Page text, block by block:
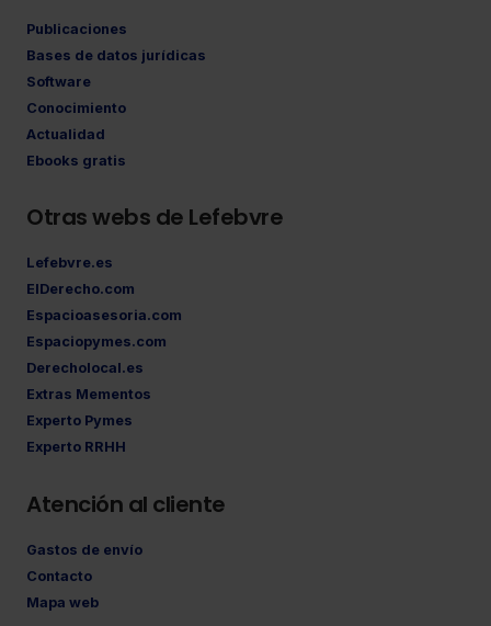
Publicaciones
Bases de datos jurídicas
Software
Conocimiento
Actualidad
Ebooks gratis
Otras webs de Lefebvre
Lefebvre.es
ElDerecho.com
Espacioasesoria.com
Espaciopymes.com
Derecholocal.es
Extras Mementos
Experto Pymes
Experto RRHH
Atención al cliente
Gastos de envío
Contacto
Mapa web